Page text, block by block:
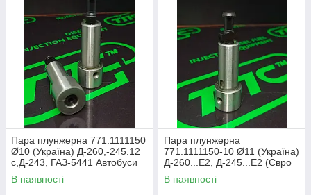
Пара плунжерна 771.1111150
Ø10 (Україна) Д-260,-245.12
c,Д-243, ГАЗ-5441 Автобуси
ПАЗ, автомобілі ГАЗ, МТЗ
В наявності
Пара плунжерна
771.1111150-10 Ø11 (Україна)
Д-260...Е2, Д-245...Е2 (Євро
2) Автобуси ПАЗ, автомобілі
ГАЗ, МТЗ
В наявності